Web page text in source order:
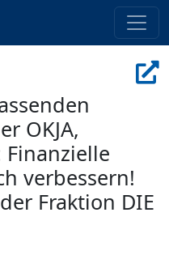
OKJA,
Finanzielle
verbessern!
Fraktion DIE